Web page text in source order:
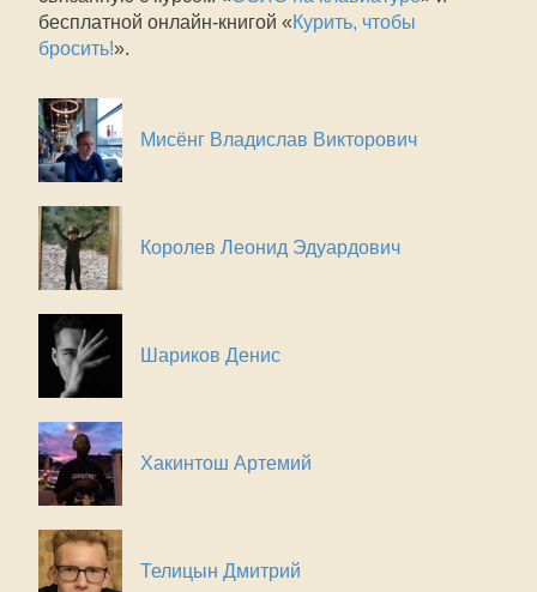
бесплатной онлайн-книгой «Курить, чтобы
бросить!».
Мисёнг Владислав Викторович
Королев Леонид Эдуардович
Шариков Денис
Хакинтош Артемий
Телицын Дмитрий